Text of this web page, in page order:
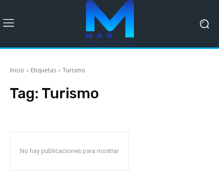
Inicio Etiquetas Turismo
Tag: Turismo
No hay publicaciones para mostrar